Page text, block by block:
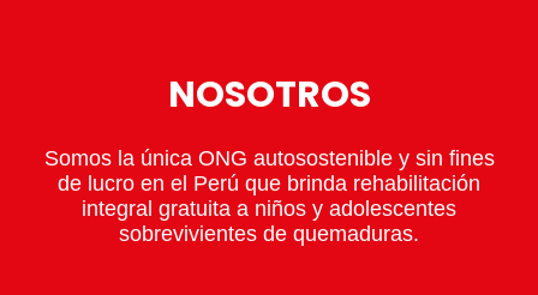
NOSOTROS
Somos la única ONG autosostenible y sin fines
de lucro en el Perú que brinda rehabilitación
integral gratuita a niños y adolescentes
sobrevivientes de quemaduras.